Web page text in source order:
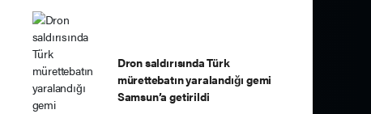
Dron saldırısında Türk
mürettebatın yaralandığı gemi
Samsun’a getirildi